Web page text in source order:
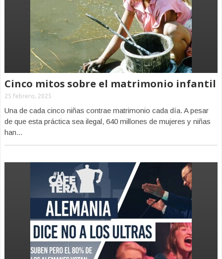
Cinco mitos sobre el matrimonio infantil
25 febrero, 2025
Una de cada cinco niñas contrae matrimonio cada día. A pesar
de que esta práctica sea ilegal, 640 millones de mujeres y niñas
han...